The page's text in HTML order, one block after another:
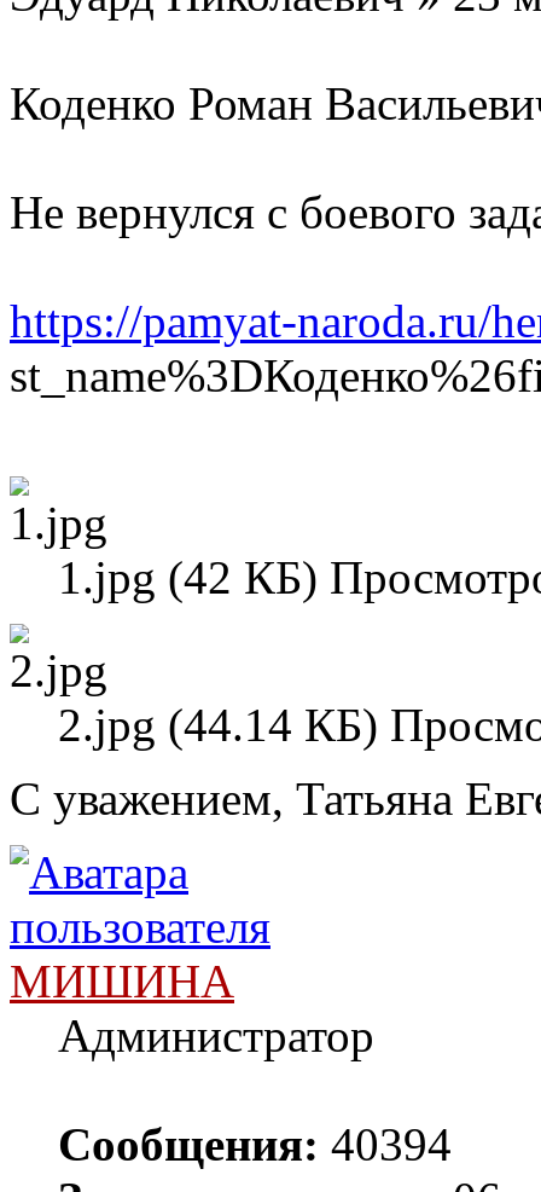
Коденко Роман
Не вернулся с боевого
https://pamyat-naroda.ru/
1.jpg (42 КБ)
2.jpg (44.14 КБ)
С уважением, Татьяна
МИШИНА
Администратор
Сообщения: 40394